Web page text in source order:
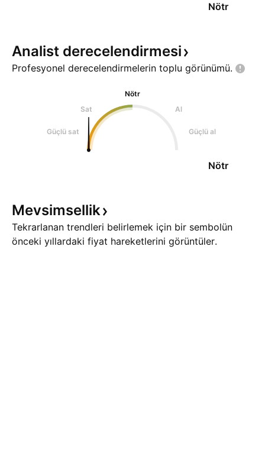
Nötr
Analist derecelendirmesi
Profesyonel derecelendirmelerin toplu görünümü.
Nötr
Sat
Al
Güçlü sat Güçlü al
Nötr
Mevsimsellik
Tekrarlanan trendleri belirlemek için bir sembolün
önceki yıllardaki fiyat hareketlerini görüntüler.